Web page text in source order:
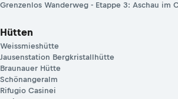
Grenzenlos Wanderweg - Etappe 3: Aschau im
Hütten
Weissmieshütte
Jausenstation Bergkristallhütte
Braunauer Hütte
Schönangeralm
Rifugio Casinei